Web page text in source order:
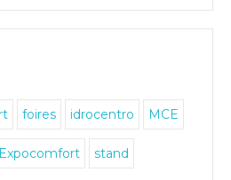
foires idrocentro MCE
stand
Français